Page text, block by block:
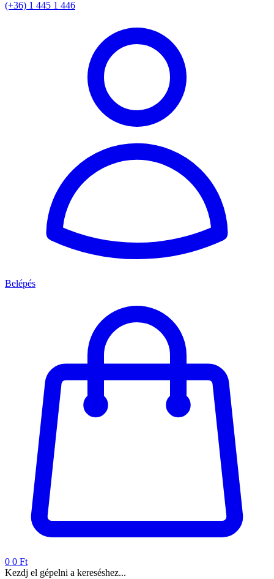
(+36) 1 445 1 446
Belépés
0 0 Ft
Kezdj el gépelni a kereséshez...